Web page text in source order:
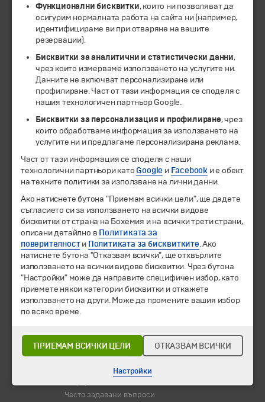
© 1994-2026 Бохемия ООД.Всички права запазени.
Екскурзии и почивки
Направления
Календар
Всички програми от А до Я
Промоции
Горещи оферти
Потвърдени дати
Празници
Оферта на деня
Туристически обекти
Хотелски резервации
Корпоративно обслужване
Често задавани въпроси
Функционални бисквитки, които ни позволяват да
осигурим нормалната работа на сайта ни (например,
идентифицираме ви при отваряне на вашите
резервации).
Бисквитки за аналитични и статистически данни,
чрез които измерваме използването на услугите ни.
Данните не включват персонализиране или
профилиране. Част от тази информация се споделя с
нашия технологичен партньор Google.
Бисквитки за персонализация и профилиране, чрез
които обработваме информация за използването на
услугите ни и предлагаме персонализирана реклама.
Част от тази информация се споделя с наши
технологични партньори като Google и Facebook и е обект
на техните политики за използване на лични данни.
Ако натиснете бутона "Приемам всички цели", ще дадете
съгласието си за използването на всички видове
бисквитки от страна на Бохемия и на всички трети страни,
описани детайлно в Политиката за
поверителности Политиката за бисквитките. Ако
натиснете бутона "Отказвам всички", ще отхвърлите
използването на всички видове бисквитки. Чрез бутона
"Настройки" може да направите специфичен избор, като
приемете някои категории бисквитки и откажете
използването на други. Може да промените вашия избор
по всяко време.
ПРИЕМАМ ВСИЧКИ ЦЕЛИ ОТКАЗВАМ ВСИЧКИ
Настройки